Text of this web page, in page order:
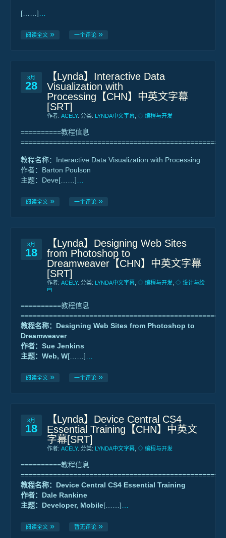
[……]
阅读全文 一个评论
3月
28
【Lynda】Interactive Data
Visualization with
Processing【CHN】中英文字幕
[SRT]
作者: ACELY. 分类: LYNDA中文字幕 ◇ 编程与开发
==========教程信息
教程名称：Interactive Data Visualization with Processing
作者：Barton Poulson
主题：Deve[……]
阅读全文 一个评论
3月
18
【Lynda】Designing Web Sites
from Photoshop to
Dreamweaver【CHN】中英文字幕
[SRT]
作者: ACELY. 分类: LYNDA中文字幕 ◇ 编程与开发 ◇ 设计与绘
画
==========教程信息
教程名称：Designing Web Sites from Photoshop to
Dreamweaver
作者：Sue Jenkins
主题：Web, W[……]
阅读全文 一个评论
3月
18
【Lynda】Device Central CS4
Essential Training【CHN】中英文
字幕[SRT]
作者: ACELY. 分类: LYNDA中文字幕 ◇ 编程与开发
==========教程信息
教程名称：Device Central CS4 Essential Training
作者：Dale Rankine
主题：Developer, Mobile[……]
阅读全文 暂无评论